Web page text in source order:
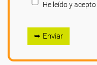
He leído y acepto
➥ Enviar